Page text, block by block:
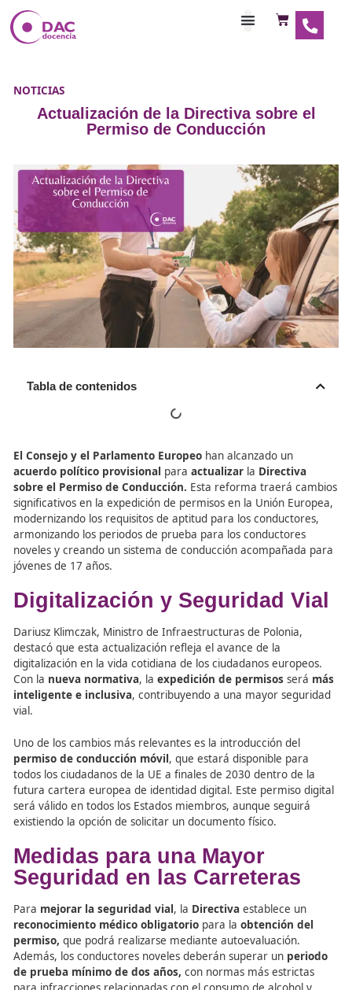
NOTICIAS
Actualización de la Directiva
Tabla de contenidos
El Consejo y el Parlamento Europeohan alcanzado un
acuerdo político provisionalparaactualizarla
sobre el Permiso de Conducción.
significativos en la expedición de permisos en la Unión
modernizando los requisitos de aptitud para los
armonizando los periodos de prueba para los
noveles y creando un sistema de conducción
jóvenes de 17 años.
Digitalización y Seguridad
Dariusz Klimczak, Ministro de Infraestructuras de
destacó que esta actualización refleja el avance de la
digitalización en la vida cotidiana de los ciudadanos
Con lanueva normativa, laexpedición de permisos
inteligente e inclusiva, contribuyendo a una mayor
Uno de los cambios más relevantes es la introducción
todos los ciudadanos de la UE a finales de 2030 dentro
futura cartera europea de identidad digital. Este
será válido en todos los Estados miembros, aunque
existiendo la opción de solicitar un documento físico.